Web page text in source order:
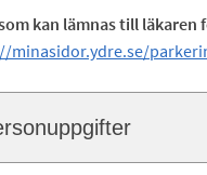
kan lämnas till läkaren
minasidor.ydre.se/